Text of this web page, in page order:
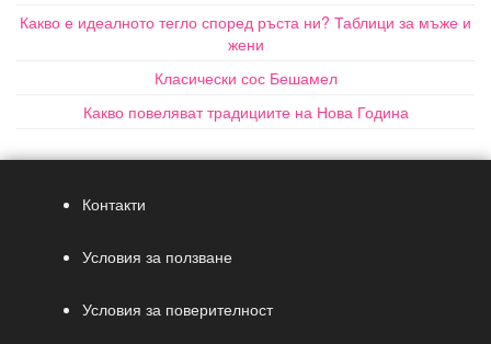
Какво е идеалното тегло според ръста ни? Таблици за мъже и
жени
Класически сос Бешамел
Какво повеляват традициите на Нова Година
Контакти
Условия за ползване
Условия за поверителност